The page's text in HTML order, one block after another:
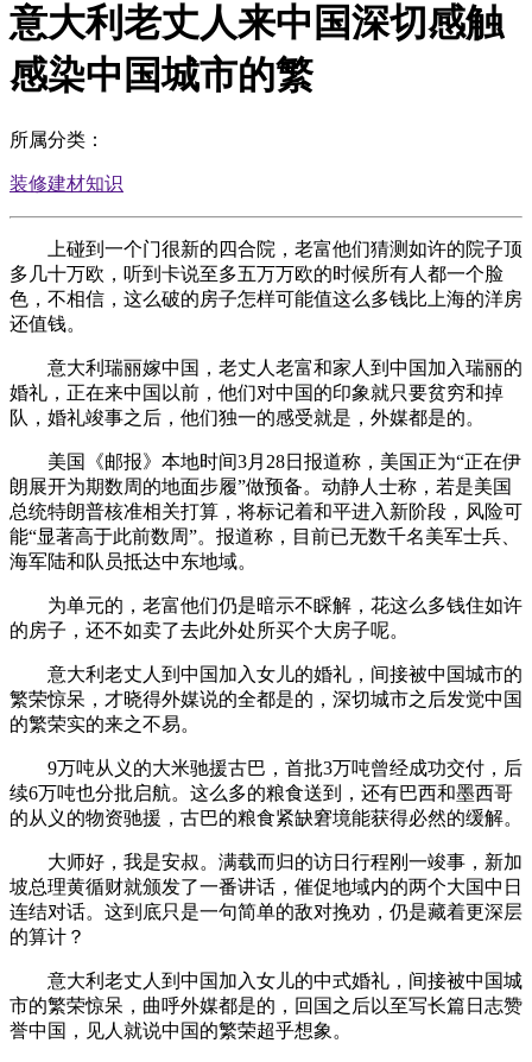
意大利老丈人来中国深切感触
感染中国城市的繁
所属分类：
装修建材知识
上碰到一个门很新的四合院，老富他们猜测如许的院子顶
多几十万欧，听到卡说至多五万万欧的时候所有人都一个脸
色，不相信，这么破的房子怎样可能值这么多钱比上海的洋房
还值钱。
意大利瑞丽嫁中国，老丈人老富和家人到中国加入瑞丽的
婚礼，正在来中国以前，他们对中国的印象就只要贫穷和掉
队，婚礼竣事之后，他们独一的感受就是，外媒都是的。
美国《邮报》本地时间3月28日报道称，美国正为“正在伊
朗展开为期数周的地面步履”做预备。动静人士称，若是美国
总统特朗普核准相关打算，将标记着和平进入新阶段，风险可
能“显著高于此前数周”。报道称，目前已无数千名美军士兵、
海军陆和队员抵达中东地域。
为单元的，老富他们仍是暗示不睬解，花这么多钱住如许
的房子，还不如卖了去此外处所买个大房子呢。
意大利老丈人到中国加入女儿的婚礼，间接被中国城市的
繁荣惊呆，才晓得外媒说的全都是的，深切城市之后发觉中国
的繁荣实的来之不易。
9万吨从义的大米驰援古巴，首批3万吨曾经成功交付，后
续6万吨也分批启航。这么多的粮食送到，还有巴西和墨西哥
的从义的物资驰援，古巴的粮食紧缺窘境能获得必然的缓解。
大师好，我是安叔。满载而归的访日行程刚一竣事，新加
坡总理黄循财就颁发了一番讲话，催促地域内的两个大国中日
连结对话。这到底只是一句简单的敌对挽劝，仍是藏着更深层
的算计？
意大利老丈人到中国加入女儿的中式婚礼，间接被中国城
市的繁荣惊呆，曲呼外媒都是的，回国之后以至写长篇日志赞
誉中国，见人就说中国的繁荣超乎想象。